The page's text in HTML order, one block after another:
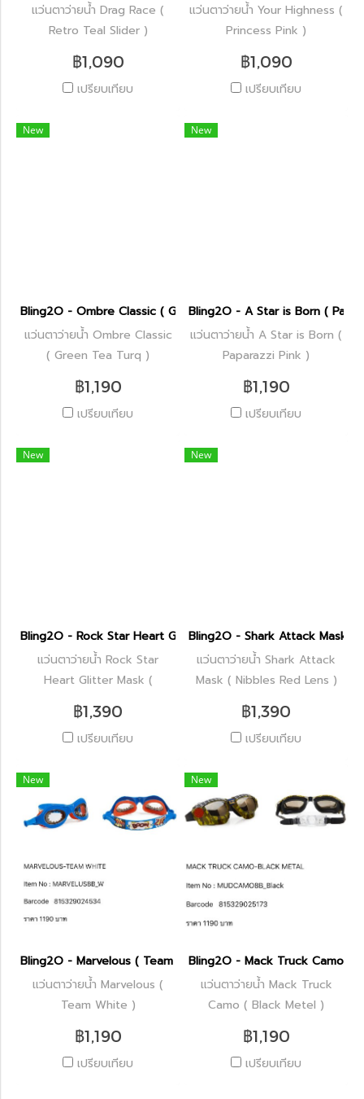
แว่นตาว่ายน้ำ Drag Race (
Retro Teal Slider )
฿1,090
เปรียบเทียบ
แว่นตาว่ายน้ำ Your Highness (
Princess Pink )
฿1,090
เปรียบเทียบ
New
Bling2O - Ombre Classic ( Green Tea Turq )
แว่นตาว่ายน้ำ Ombre Classic
( Green Tea Turq )
฿1,190
เปรียบเทียบ
New
Bling2O - A Star is Born (
แว่นตาว่ายน้ำ A Star is Born (
Paparazzi Pink )
฿1,190
เปรียบเทียบ
New
Bling2O - Rock Star Heart Glitter Mask ( Blueberries )
แว่นตาว่ายน้ำ Rock Star
Heart Glitter Mask (
Blueberries )
฿1,390
เปรียบเทียบ
New
Bling2O - Shark Attack Mask (
แว่นตาว่ายน้ำ Shark Attack
Mask ( Nibbles Red Lens )
฿1,390
เปรียบเทียบ
New
Bling2O - Marvelous ( Team White )
แว่นตาว่ายน้ำ Marvelous (
Team White )
฿1,190
เปรียบเทียบ
New
Bling2O - Mack Truck Camo (
แว่นตาว่ายน้ำ Mack Truck
Camo ( Black Metel )
฿1,190
เปรียบเทียบ